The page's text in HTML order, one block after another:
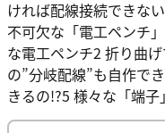
ければ配線接続できな
不可欠な「電工ペンチ
な電工ペンチ2 折り曲
の”分岐配線”も自作で
きるの!?5 様々な「端